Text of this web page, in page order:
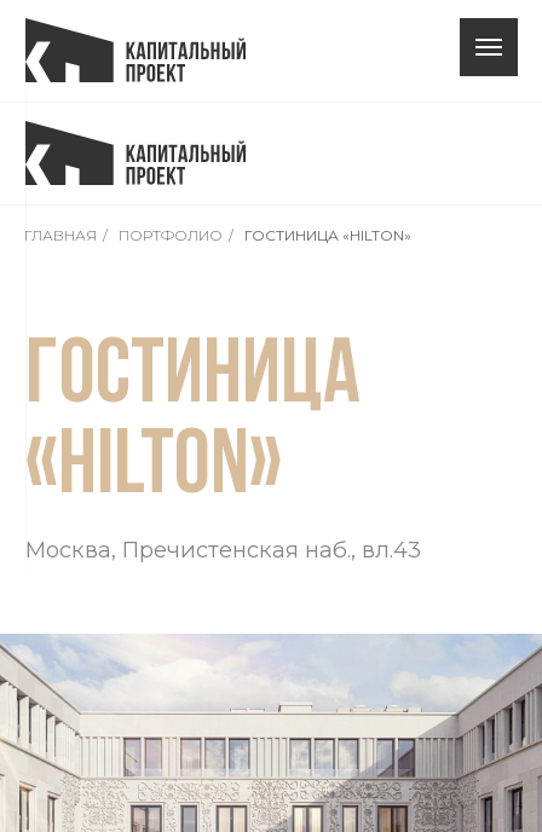
ГЛАВНАЯ / ПОРТФОЛИО / ГОСТИНИЦА «HILTON»
«Hilton»
Москва, Пречистенская наб., вл.43